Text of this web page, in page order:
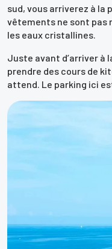
sud, vous arriverez à la
vêtements ne sont pas
les eaux cristallines.
Juste avant d’arriver à
prendre des cours de
attend. Le parking ici